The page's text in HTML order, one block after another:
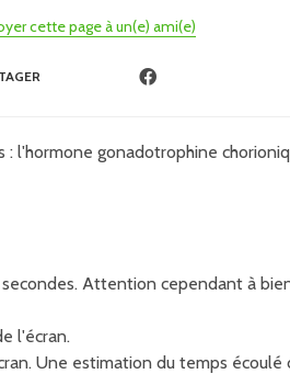
cette page à un(e) ami(e)
l'hormone gonadotrophine
Attention cependant à
l'écran.
Une estimation du temps